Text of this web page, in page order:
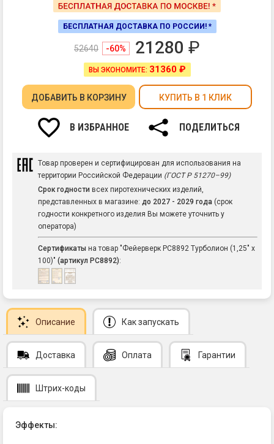
БЕСПЛАТНАЯ ДОСТАВКА ПО РОССИИ! *
52640 -60% 21280 ₽
ВЫ ЭКОНОМИТЕ: 31360 ₽
ДОБАВИТЬ В КОРЗИНУ КУПИТЬ В 1 КЛИК
В ИЗБРАННОЕ ПОДЕЛИТЬСЯ
Товар проверен и сертифицирован для использования на
территории Российской Федерации (ГОСТ Р 51270–99)
Срок годности всех пиротехнических изделий,
представленных в магазине: до 2027 - 2029 года (срок
годности конкретного изделия Вы можете уточнить у
оператора)
Сертификаты на товар "Фейерверк РС8892 Турболион (1,25" х
100)" (артикул РС8892):
Описание Как запускать
Доставка Оплата Гарантии
Штрих-коды
Эффекты: